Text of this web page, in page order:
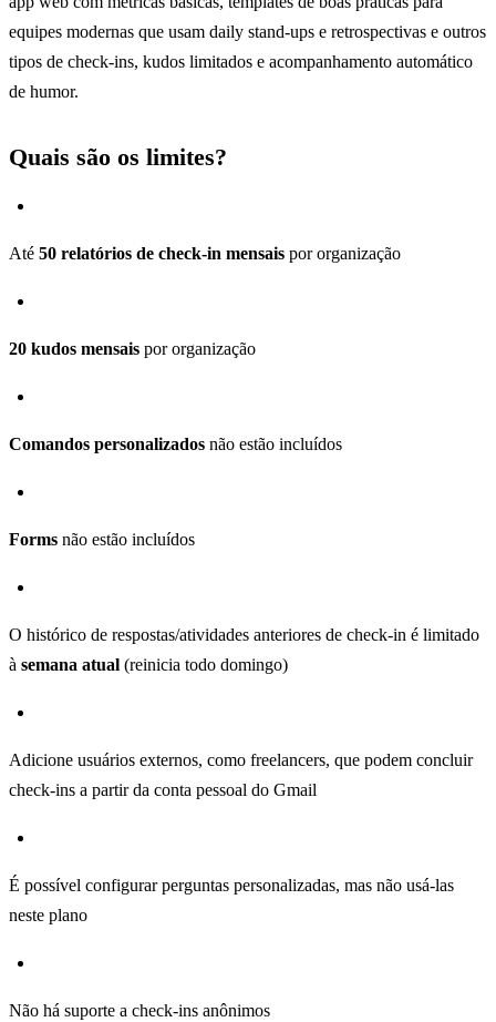
equipes modernas que usam daily stand-ups e retrospectivas e outros
tipos de check-ins, kudos limitados e acompanhamento automático
de humor.
Quais são os limites?
Até 50 relatórios de check-in mensais por organização
20 kudos mensais por organização
Comandos personalizados não estão incluídos
Forms não estão incluídos
O histórico de respostas/atividades anteriores de check-in é limitado
à semana atual (reinicia todo domingo)
Adicione usuários externos, como freelancers, que podem concluir
check-ins a partir da conta pessoal do Gmail
É possível configurar perguntas personalizadas, mas não usá-las
neste plano
Não há suporte a check-ins anônimos